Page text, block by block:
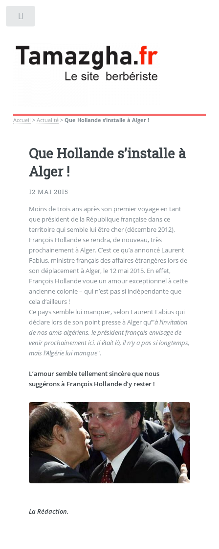
Accueil > Actualité> Que Hollande s’installe à Alger !
Que Hollande s’installe à
Alger !
12 MAI 2015
Moins de trois ans après son premier voyage en tant
que président de la République française dans ce
territoire qui semble lui être cher (décembre 2012),
François Hollande se rendra, de nouveau, très
prochainement à Alger. C’est ce qu’a annoncé Laurent
Fabius, ministre français des affaires étrangères lors de
son déplacement à Alger, le 12 mai 2015. En effet,
François Hollande voue un amour exceptionnel à cette
ancienne colonie – qui n’est pas si indépendante que
cela d’ailleurs !
Ce pays semble lui manquer, selon Laurent Fabius qui
déclare lors de son point presse à Alger qu’"à l’invitation
de nos amis algériens, le président français envisage de
venir prochainement ici. Il était là, il n’y a pas si longtemps,
mais l’Algérie lui manque".
L’amour semble tellement sincère que nous
suggérons à François Hollande d’y rester !
La Rédaction.